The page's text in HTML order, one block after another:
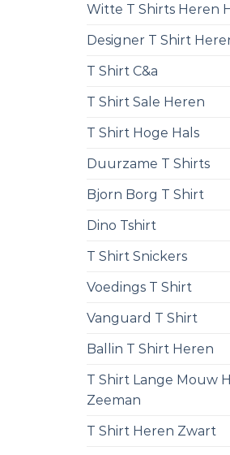
Witte T Shirts Heren
Designer T Shirt
T Shirt C&a
T Shirt Sale Heren
T Shirt Hoge Hals
Duurzame T Shirts
Bjorn Borg T Shirt
Dino Tshirt
T Shirt Snickers
Voedings T Shirt
Vanguard T Shirt
Ballin T Shirt Heren
T Shirt Lange Mouw
Zeeman
T Shirt Heren Zwart